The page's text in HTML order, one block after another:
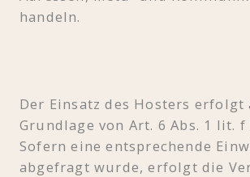
handeln.
Der Einsatz des Hosters erfolgt
Grundlage von Art. 6 Abs. 1 lit. f
Sofern eine entsprechende
abgefragt wurde, erfolgt die